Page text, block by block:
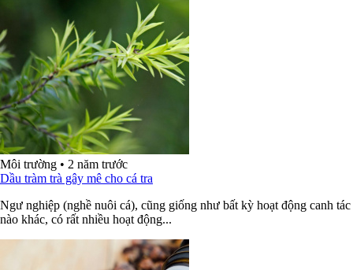
Môi trường • 2 năm trước
Dầu tràm trà gây mê cho cá tra
Ngư nghiệp (nghề nuôi cá), cũng giống như bất kỳ hoạt động canh tác
nào khác, có rất nhiều hoạt động...